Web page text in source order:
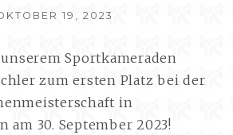
19, 2023
Sportkameraden
zum ersten Platz bei der
in
am 30. September 2023!